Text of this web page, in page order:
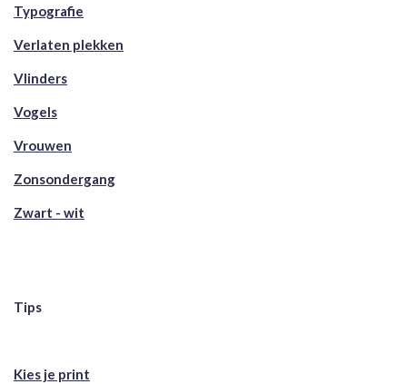
Typografie
Verlaten plekken
Vlinders
Vogels
Vrouwen
Zonsondergang
Zwart - wit
Tips
Kies je print